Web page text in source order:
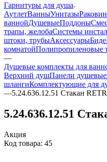
Гарнитуры для душа
АутлетВанныУнитазы
ваннойДушевыеПоддоны
трапы, желобаСистемы
штоки, трубыАксессуарыБиде
комнатойПолипропиленовые
—
Душевые комплекты для
Верхний душПанели душевые
шлангиКомплектующие для
—5.24.636.12.51 Стакан
5.24.636.12.51
Акция
Код товара: 45